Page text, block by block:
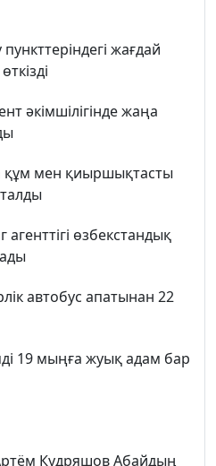
пункттеріндегі жағдай
әкімшілігінде жаңа
мен қиыршықтасты
өзбекстандық
автобус апатынан 22
19 мыңға жуық адам бар
Кудряшов Абайдың